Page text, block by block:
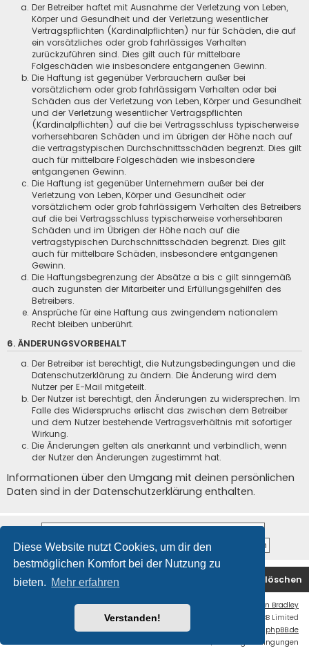
Diese Website nutzt Cookies, um dir den
bestmöglichen Komfort bei der Nutzung zu
bieten. Mehr erfahren
Verstanden!
Der Betreiber haftet mit Ausnahme der Verletzung von Leben,
Körper und Gesundheit und der Verletzung wesentlicher
Vertragspflichten (Kardinalpflichten) nur für Schäden, die auf
ein vorsätzliches oder grob fahrlässiges Verhalten
zurückzuführen sind. Dies gilt auch für mittelbare
Folgeschäden wie insbesondere entgangenen Gewinn.
Die Haftung ist gegenüber Verbrauchern außer bei
vorsätzlichem oder grob fahrlässigem Verhalten oder bei
Schäden aus der Verletzung von Leben, Körper und Gesundheit
und der Verletzung wesentlicher Vertragspflichten
(Kardinalpflichten) auf die bei Vertragsschluss typischerweise
vorhersehbaren Schäden und im übrigen der Höhe nach auf
die vertragstypischen Durchschnittsschäden begrenzt. Dies gilt
auch für mittelbare Folgeschäden wie insbesondere
entgangenen Gewinn.
Die Haftung ist gegenüber Unternehmern außer bei der
Verletzung von Leben, Körper und Gesundheit oder
vorsätzlichem oder grob fahrlässigem Verhalten des Betreibers
auf die bei Vertragsschluss typischerweise vorhersehbaren
Schäden und im Übrigen der Höhe nach auf die
vertragstypischen Durchschnittsschäden begrenzt. Dies gilt
auch für mittelbare Schäden, insbesondere entgangenen
Gewinn.
Die Haftungsbegrenzung der Absätze a bis c gilt sinngemäß
auch zugunsten der Mitarbeiter und Erfüllungsgehilfen des
Betreibers.
Ansprüche für eine Haftung aus zwingendem nationalem
Recht bleiben unberührt.
6. ÄNDERUNGSVORBEHALT
Der Betreiber ist berechtigt, die Nutzungsbedingungen und die
Datenschutzerklärung zu ändern. Die Änderung wird dem
Nutzer per E-Mail mitgeteilt.
Der Nutzer ist berechtigt, den Änderungen zu widersprechen. Im
Falle des Widerspruchs erlischt das zwischen dem Betreiber
und dem Nutzer bestehende Vertragsverhältnis mit sofortiger
Wirkung.
Die Änderungen gelten als anerkannt und verbindlich, wenn
der Nutzer den Änderungen zugestimmt hat.
Informationen über den Umgang mit deinen persönlichen
Daten sind in der Datenschutzerklärung enthalten.
Startseite Foren-Übersicht Alle Cookies löschen
Ian Bradley
Powered byphpBB
® Forum Software © phpBB Limited
Deutsche Übersetzung durch phpBB.de
Nutzungsbedingungen